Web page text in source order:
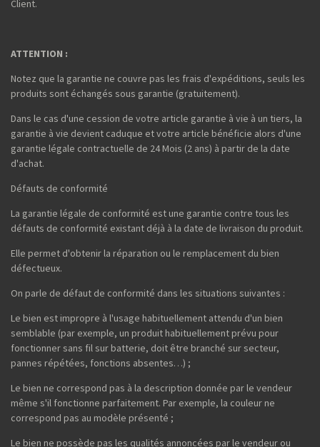
Client.
ATTENTION :
Notez que la garantie ne couvre pas les frais d'expéditions, seuls les
produits sont échangés sous garantie (gratuitement).
Dans le cas d'une cession de votre article garantie à vie à un tiers, la
garantie à vie devient caduque et votre article bénéficie alors d'une
garantie légale contractuelle de 24 Mois (2 ans) à partir de la date
d'achat.
Défauts de conformité
La garantie légale de conformité est une garantie contre tous les
défauts de conformité existant déjà à la date de livraison du produit.
Elle permet d'obtenir la réparation ou le remplacement du bien
défectueux.
On parle de défaut de conformité dans les situations suivantes :
Le bien est impropre à l'usage habituellement attendu d'un bien
semblable (par exemple, un produit habituellement prévu pour
fonctionner sans fil sur batterie, doit être branché sur secteur,
pannes répétées, fonctions absentes…) ;
Le bien ne correspond pas à la description donnée par le vendeur
même s'il fonctionne parfaitement. Par exemple, la couleur ne
correspond pas au modèle présenté ;
Le bien ne possède pas les qualités annoncées par le vendeur ou